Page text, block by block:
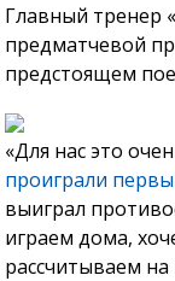
Главный тренер
предматчевой
предстоящем
«Для нас это
проиграли
выиграл
играем дома,
рассчитываем